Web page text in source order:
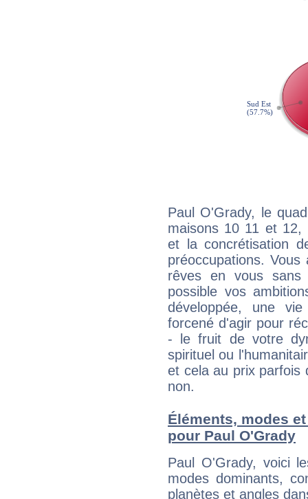
Paul O'Grady, le
maisons 10 11 et 12,
et la concrétisation
préoccupations.
rêves en vous sans
possible vos
développée, une
forcené d'agir pour
- le fruit de votre
spirituel ou
et cela au prix parfois
non.
Éléments, modes
pour Paul O'Grady
Paul O'Grady, voici
modes dominants,
planètes et angles